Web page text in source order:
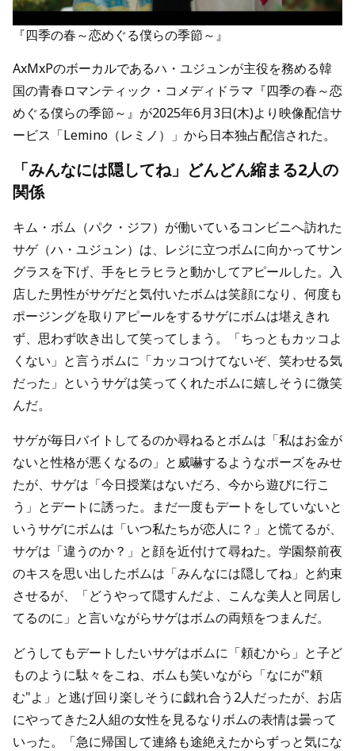
『四季の春～恋めぐる僕らの季節～』
AxMxPのボーカルであるハ・ユジュンが主役を務める韓
国の青春ロマンティック・コメディドラマ『四季の春～恋
めぐる僕らの季節～』が2025年6月3日(木)より映像配信サ
ービス「Lemino（レミノ）」から日本独占配信された。
「みんなには隠してね」どんどん縮まる2人の
関係
キム・ボム（パク・ジフ）が働いているコンビニへ訪れた
サゲ（ハ・ユジュン）は、レジに立つボムに向かってサン
グラスを下げ、手をヒラヒラと動かしてアピールした。入
店した男性がサゲだと気付いたボムは笑顔になり、何度も
ポージングを取りアピールをするサゲにボムは堪えきれ
ず、思わず吹き出して笑ってしまう。「ちっともカッコよ
くない」と言うボムに「カッコつけてないぞ、笑わせる気
だった」というサゲは笑ってくれたボムに嬉しそうに微笑
んだ。
サゲが毎日バイトしてるのか尋ねるとボムは「私はお金が
ないと性格が悪くなるの」と威嚇するようなポーズをみせ
たが、サゲは「今日授業はないだろ、今から遊びに行こ
う」とデートに誘った。まだ一度もデートをしていないと
いうサゲにボムは「いつ私たちが恋人に？」と慌てるが、
サゲは「違うのか？」と顔を近付けて尋ねた。学園祭前夜
のキスを思い出したボムは「みんなには隠してね」と約束
させるが、「どうやって隠すんだよ、こんな美人と同居し
てるのに」と言いながらサゲはボムの両頬をつまんだ。
どうしてもデートしたいサゲはボムに「頼むから」と子ど
ものように駄々をこね、ボムも笑いながら「なにが"頼
む"よ」と逃げ回り楽しそうに戯れ合う2人だったが、お店
にやってきた2人組の女性を見るなりボムの表情は曇って
いった。「急に帰国して連絡も途絶えたからずっと気にな